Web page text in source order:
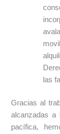
las
Gracias al
alcanzadas a
pacífica,